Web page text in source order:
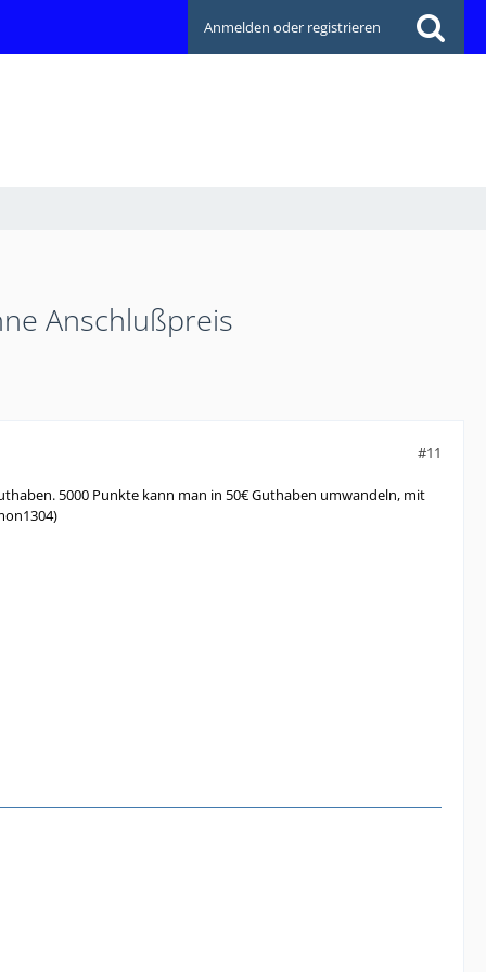
Anmelden oder registrieren
Anschlußpreis
#11
5000 Punkte kann man in 50€ Guthaben umwandeln, mit